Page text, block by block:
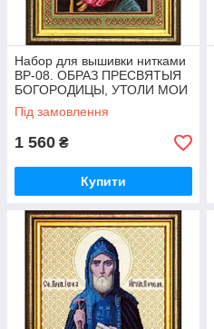
Набор для вышивки нитками
BP-08. ОБРАЗ ПРЕСВЯТЫЯ
БОГОРОДИЦЫ, УТОЛИ МОИ
ПЕЧАЛИ
Під замовлення
1 560 ₴
Купити